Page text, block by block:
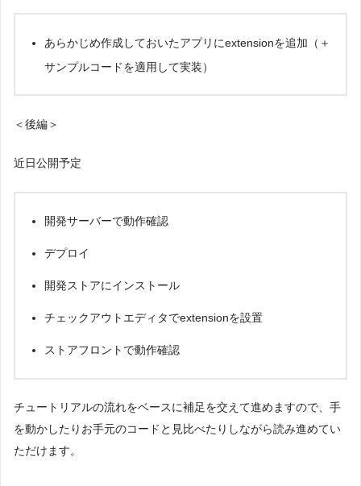
あらかじめ作成しておいたアプリにextensionを追加（＋
サンプルコードを適用して実装）
＜後編＞
近日公開予定
開発サーバーで動作確認
デプロイ
開発ストアにインストール
チェックアウトエディタでextensionを設置
ストアフロントで動作確認
チュートリアルの流れをベースに補足を交えて進めますので、手
を動かしたりお手元のコードと見比べたりしながら読み進めてい
ただけます。